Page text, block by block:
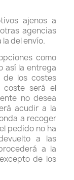
ajenos a
agencias
del envío.
como
así la entrega
de los costes
coste será el
no desea
acudir a la
a recoger
pedido no ha
a las
a la
de los